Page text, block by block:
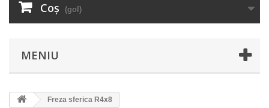
Coş (gol)
MENIU
Freza sferica R4x8